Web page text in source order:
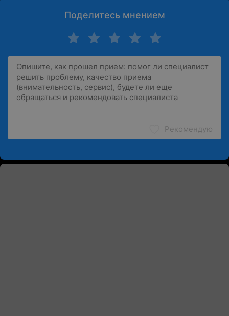
Поделитесь мнением
Рекомендую